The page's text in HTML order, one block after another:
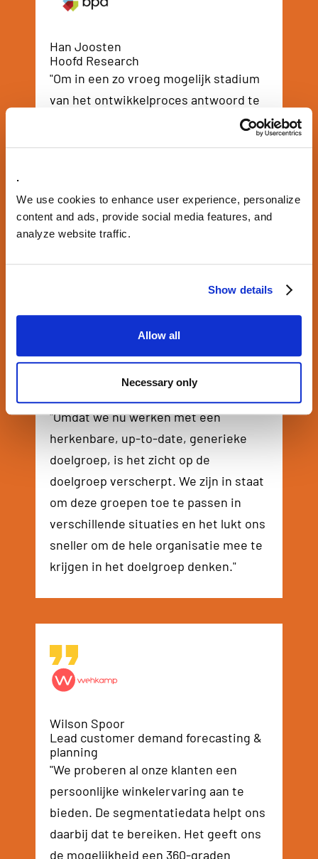
.
We use cookies to enhance user experience, personalize
content and ads, provide social media features, and
analyze website traffic.
Show details
Allow all
Necessary only
Han Joosten
Hoofd Research
"Om in een zo vroeg mogelijk stadium
van het ontwikkelproces antwoord te
desbetreffende doelgroep wil wonen
en welke elementen belangrijk zijn."
Head of digital marketing
"Omdat we nu werken met een
herkenbare, up-to-date, generieke
doelgroep, is het zicht op de
doelgroep verscherpt. We zijn in staat
om deze groepen toe te passen in
verschillende situaties en het lukt ons
sneller om de hele organisatie mee te
krijgen in het doelgroep denken."
Wilson Spoor
Lead customer demand forecasting &
planning
"We proberen al onze klanten een
persoonlijke winkelervaring aan te
bieden. De segmentatiedata helpt ons
daarbij dat te bereiken. Het geeft ons
de mogelijkheid een 360-graden